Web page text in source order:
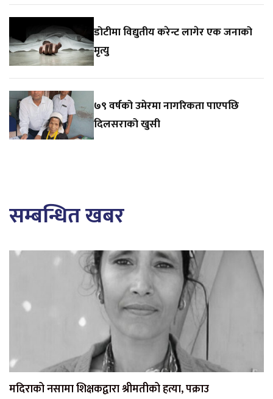
डोटीमा विद्युतीय करेन्ट लागेर एक जनाको
मृत्यु
७९ वर्षको उमेरमा नागरिकता पाएपछि
दिलसराको खुसी
सम्बन्धित खबर
मदिराको नसामा शिक्षकद्वारा श्रीमतीको हत्या, पक्राउ